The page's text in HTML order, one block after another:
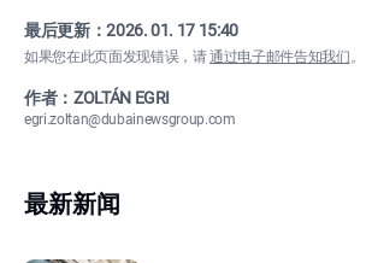
最后更新：2026. 01. 17 15:40
如果您在此页面发现错误，请通过电子邮件告知我们。
作者：ZOLTÁN EGRI
egri.zoltan@dubainewsgroup.com
最新新闻